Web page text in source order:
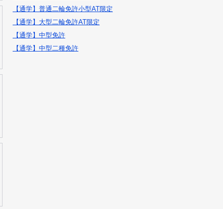
【通学】普通二輪免許小型AT限定
【通学】大型二輪免許AT限定
【通学】中型免許
【通学】中型二種免許